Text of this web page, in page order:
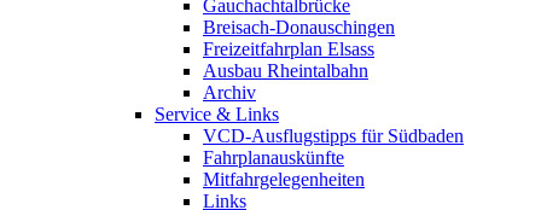
Gauchachtalbrücke
Breisach-Donauschingen
Freizeitfahrplan Elsass
Ausbau Rheintalbahn
Archiv
Service & Links
VCD-Ausflugstipps für Südbaden
Fahrplanauskünfte
Mitfahrgelegenheiten
Links